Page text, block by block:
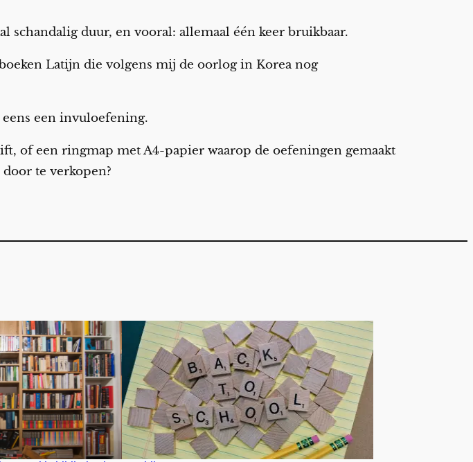
duur, en vooral: allemaal één keer bruikbaar.
Latijn die volgens mij de oorlog in Korea nog
eens een invuloefening.
of een ringmap met A4-papier waarop de oefeningen gemaakt
te verkopen?